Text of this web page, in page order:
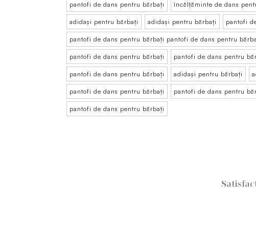
pantofi de dans pentru bărbați încălțăminte de dans
adidași pentru bărbați adidași pentru bărbați pantofi
pantofi de dans pentru bărbați pantofi de dans pentru
pantofi de dans pentru bărbați pantofi de dans pentru
pantofi de dans pentru bărbați adidași pentru bărbați
pantofi de dans pentru bărbați pantofi de dans pentru
pantofi de dans pentru bărbați